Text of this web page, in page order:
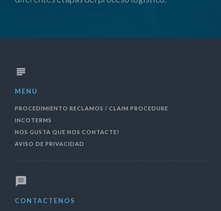
MENU
PROCEDIMIENTO RECLAMOS / CLAIM PROCEDURE
INCOTERMS
NOS GUSTA QUE NOS CONTACTE!
AVISO DE PRIVACIDAD
CONTACTENOS